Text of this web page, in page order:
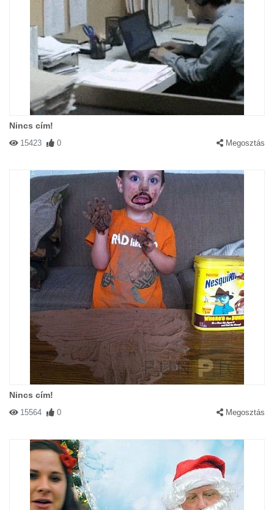
Nincs cím!
15423 0 Megosztás
Nincs cím!
15564 0 Megosztás